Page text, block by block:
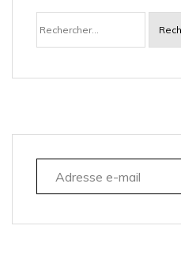
i
a
Rechercher :
Adresse e-mail